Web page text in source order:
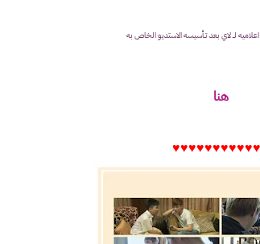
لــ لاي بعد تـأسيسه الاستديو الخاص به
هنا
♥♥♥♥
♥♥♥♥